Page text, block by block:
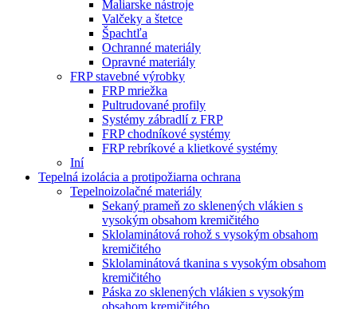
Maliarske nástroje
Valčeky a štetce
Špachtľa
Ochranné materiály
Opravné materiály
FRP stavebné výrobky
FRP mriežka
Pultrudované profily
Systémy zábradlí z FRP
FRP chodníkové systémy
FRP rebríkové a klietkové systémy
Iní
Tepelná izolácia a protipožiarna ochrana
Tepelnoizolačné materiály
Sekaný prameň zo sklenených vlákien s
vysokým obsahom kremičitého
Sklolaminátová rohož s vysokým obsahom
kremičitého
Sklolaminátová tkanina s vysokým obsahom
kremičitého
Páska zo sklenených vlákien s vysokým
obsahom kremičitého